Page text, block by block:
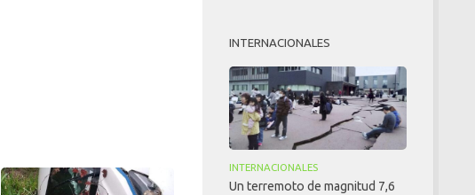
INTERNACIONALES
INTERNACIONALES
Un terremoto de magnitud 7,6